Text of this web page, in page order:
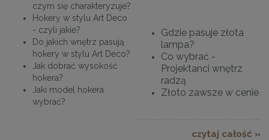
czym się charakteryzuje?
Hokery w stylu Art Deco
- czyli jakie?
Do jakich wnętrz pasują
hokery w stylu Art Deco?
Jak dobrać wysokość
hokera?
Jaki model hokera
wybrać?
Gdzie pasuje złota
lampa?
Co wybrać -
Projektanci wnętrz
radzą
Złoto zawsze w cenie
czytaj całość »